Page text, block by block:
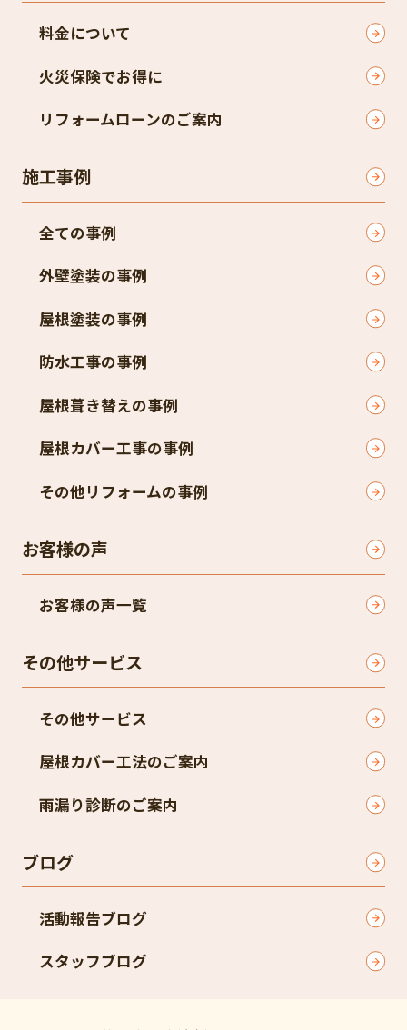
料金について
火災保険でお得に
リフォームローンのご案内
施工事例
全ての事例
外壁塗装の事例
屋根塗装の事例
防水工事の事例
屋根葺き替えの事例
屋根カバー工事の事例
その他リフォームの事例
お客様の声
お客様の声一覧
その他サービス
その他サービス
屋根カバー工法のご案内
雨漏り診断のご案内
ブログ
活動報告ブログ
スタッフブログ